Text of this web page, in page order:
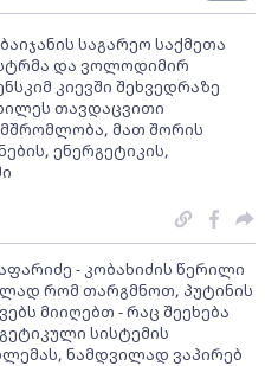
საგარეო საქმეთა
და ვოლოდიმირ
კიევში შეხვედრაზე
თავდაცვითი
მათ შორის
ენერგეტიკის,
- კობახიძის წერილი
რომ თარგმნოთ, პუტინის
მიიღებთ - რაც შეეხება
სისტემის
ნამდვილად ვაპირებ